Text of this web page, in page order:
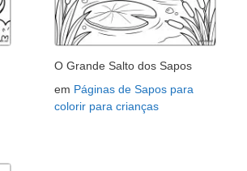
O Grande Salto dos Sapos
em Páginas de Sapos para
colorir para crianças